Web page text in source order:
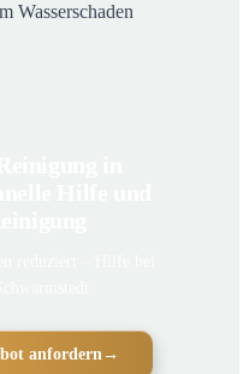
Wasserschaden
anfordern→